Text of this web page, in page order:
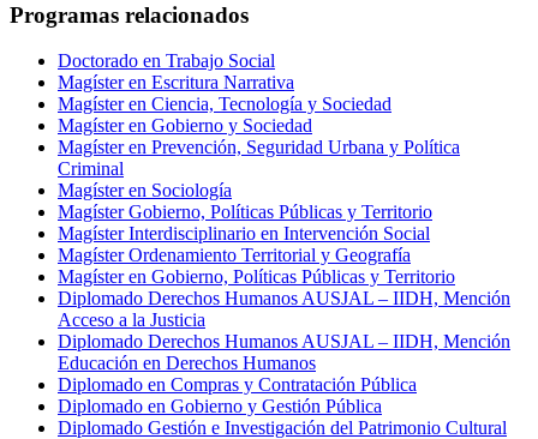
Programas relacionados
Doctorado en Trabajo Social
Magíster en Escritura Narrativa
Magíster en Ciencia, Tecnología y Sociedad
Magíster en Gobierno y Sociedad
Magíster en Prevención, Seguridad Urbana y Política
Criminal
Magíster en Sociología
Magíster Gobierno, Políticas Públicas y Territorio
Magíster Interdisciplinario en Intervención Social
Magíster Ordenamiento Territorial y Geografía
Magíster en Gobierno, Políticas Públicas y Territorio
Diplomado Derechos Humanos AUSJAL – IIDH, Mención
Acceso a la Justicia
Diplomado Derechos Humanos AUSJAL – IIDH, Mención
Educación en Derechos Humanos
Diplomado en Compras y Contratación Pública
Diplomado en Gobierno y Gestión Pública
Diplomado Gestión e Investigación del Patrimonio Cultural